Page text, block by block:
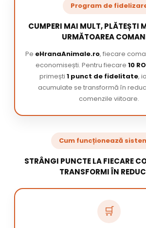
Program de
CUMPERI MAI MULT, PLĂTEȘTI
URMĂTOAREA
Pe eHranaAnimale.ro, fiecare
economisești. Pentru fiecare 10
primești 1 punct de fidelitate,
acumulate se transformă în
comenzile viitoare.
Cum funcționează
STRÂNGI PUNCTE LA FIECARE
TRANSFORMI ÎN
🛒